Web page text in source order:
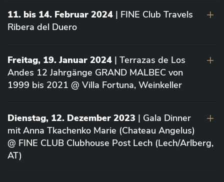
11. bis 14. Februar 2024 | FINE Club Travels
Ribera del Duero
Freitag, 19. Januar 2024 | Terrazas de Los
Andes 12 Jahrgänge GRAND MALBEC von
1999 bis 2021 @ Villa Fortuna, Weinkeller
Dienstag, 12. Dezember 2023 | Gala Dinner
mit Anna Tkachenko Marie (Chateau Angelus)
@ FINE CLUB Clubhouse Post Lech (Lech/Arlberg,
AT)